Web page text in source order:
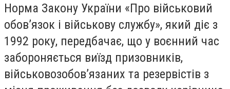
Норма Закону України «Про військовий
обов’язок і військову службу», який діє з
1992 року, передбачає, що у воєнний час
забороняється виїзд призовників,
військовозобов’язаних та резервістів з